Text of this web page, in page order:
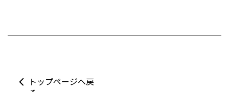
トップページへ戻